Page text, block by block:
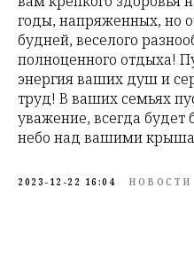
годы, напряженных, но
будней, веселого
полноценного отдыха!
энергия ваших душ и
труд! В ваших семьях
уважение, всегда
небо над вашими
2023-12-22 16:04 НОВОСТИ